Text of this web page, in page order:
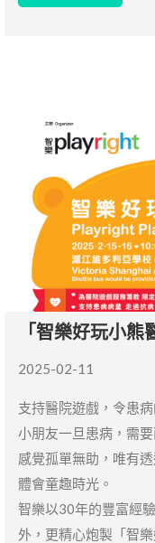
「智樂好玩小熊
2025-02-11
支持醫院遊戲，令患
小朋友一旦患病，需
感覺孤單無助，唯有
體會童趣時光。
智樂以30年的豐富經
外，更精心炮製「智